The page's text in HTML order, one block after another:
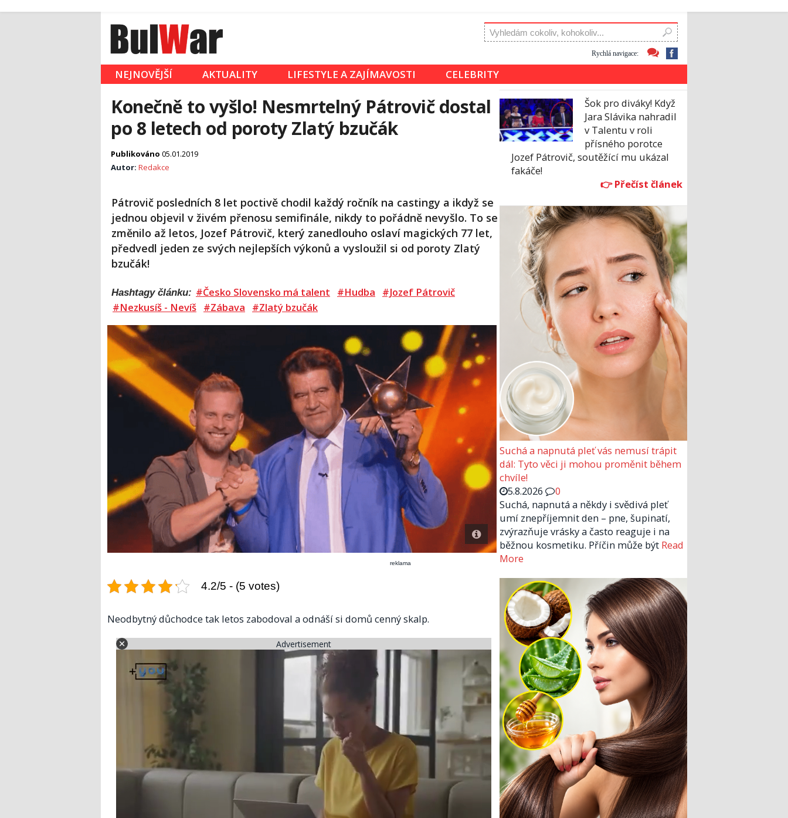
Rychlá navigace:
NEJNOVĚJŠÍ AKTUALITY LIFESTYLE A ZAJÍMAVOSTI CELEBRITY
Konečně to vyšlo! Nesmrtelný Pátrovič dostal
po 8 letech od poroty Zlatý bzučák
Publikováno 05.01.2019
Autor: Redakce
Pátrovič posledních 8 let poctivě chodil každý ročník na castingy a ikdyž se
jednou objevil v živém přenosu semifinále, nikdy to pořádně nevyšlo. To se
změnilo až letos, Jozef Pátrovič, který zanedlouho oslaví magických 77 let,
předvedl jeden ze svých nejlepších výkonů a vysloužil si od poroty Zlatý
bzučák!
Hashtagy článku: #Česko Slovensko má talent #Hudba
#Jozef Pátrovič
#Nezkusíš - Nevíš #Zábava #Zlatý bzučák
reklama
4.2/5 - (5 votes)
Neodbytný důchodce tak letos zabodoval a odnáší si domů cenný skalp.
Advertisement
Šok pro diváky! Když
Jara Slávika nahradil
v Talentu v roli
přísného porotce
Jozef Pátrovič, soutěžící mu ukázal
fakáče!
Suchá a napnutá pleť vás nemusí trápit
dál: Tyto věci ji mohou proměnit během
chvíle!
5.8.2026
0
Suchá, napnutá a někdy i svědivá pleť
umí znepříjemnit den – pne, šupinatí,
zvýrazňuje vrásky a často reaguje i na
běžnou kosmetiku. Příčin může být Read
More